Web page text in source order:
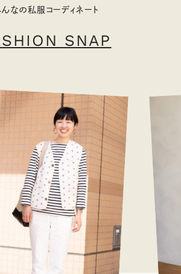
んなの私服コーディネート
SNAP